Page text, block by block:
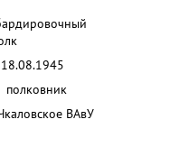
18.08.1945
полковник
ВАвУ